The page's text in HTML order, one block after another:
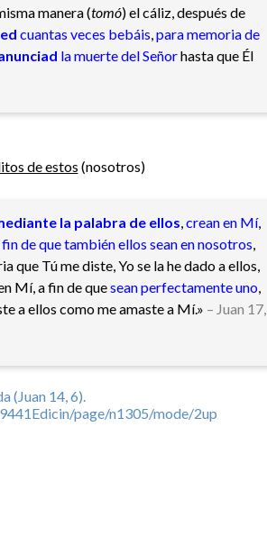
manera (tomó) el cáliz, después de
cuantas veces bebáis,para memoria de
la muerte del Señorhasta que Él
de estos (nosotros)
la palabra de ellos,crean en Mí,
fin de que también ellos sean en nosotros,
que Tú me diste, Yo se la he dado a ellos,
Mí, a fin de quesean perfectamente uno,
a ellos como me amaste a Mí.» – Juan 17,